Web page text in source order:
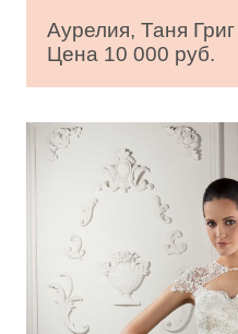
Аурелия, Таня Григ
Цена 10 000 руб.